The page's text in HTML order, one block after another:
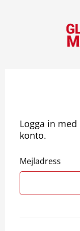
Logga in
konto.
Mejladress